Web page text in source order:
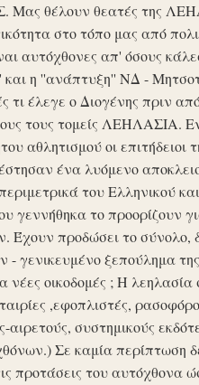
Μας θέλουν θεατές της
στο τόπο μας από
αυτόχθονες απ' όσους
και η ''ανάπτυξη'' ΝΔ -
έλεγε ο Διογένης πριν
τους τομείς ΛΕΗΛΑΣΙΑ.
αθλητισμού οι
ένα λυόμενο
του Ελληνικού
γεννήθηκα το προορίζουν
Έχουν προδώσει το σύνολο,
- γενικευμένο ξεπούλημα
νέες οικοδομές ; Η
,εφοπλιστές,
αιρετούς, συστημικούς
Σε καμία περίπτωση
προτάσεις του